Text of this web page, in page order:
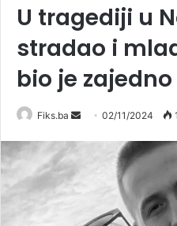
U tragediji u
stradao i
bio je
Fiks.ba
Send02/11/2024